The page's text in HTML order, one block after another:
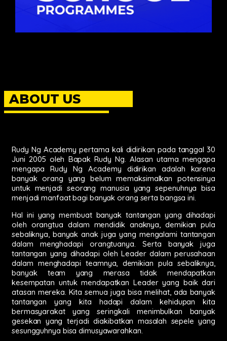
ABOUT US
Rudy Ng Academy pertama kali didirikan pada tanggal 30
Juni 2005 oleh Bapak Rudy Ng. Alasan utama mengapa
mengapa Rudy Ng Academy didirikan adalah karena
banyak orang yang belum memaksimalkan potensinya
untuk menjadi seorang manusia yang sepenuhnya bisa
menjadi manfaat bagi banyak orang serta bangsa ini.
Hal ini yang membuat banyak tantangan yang dihadapi
oleh orangtua dalam mendidik anaknya, demikian pula
sebaliknya, banyak anak juga yang mengalami tantangan
dalam menghadapi orangtuanya. Serta banyak juga
tantangan yang dihadapi oleh Leader dalam perusahaan
dalam menghadapi teamnya, demikian pula sebaliknya,
banyak team yang merasa tidak mendapatkan
kesempatan untuk mendapatkan Leader yang baik dari
atasan mereka. Kita semua juga bisa melihat, ada banyak
tantangan yang kita hadapi dalam kehidupan kita
bermasyarakat yang seringkali menimbulkan banyak
gesekan yang terjadi diakibatkan masalah sepele yang
sesungguhnya bisa dimusyawarahkan.